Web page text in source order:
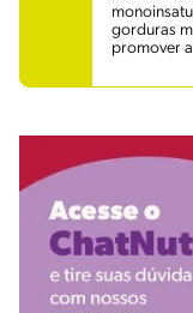
gorduras
promover